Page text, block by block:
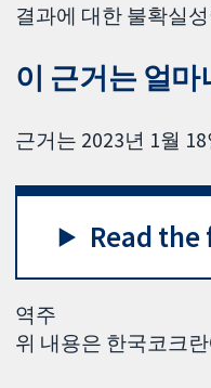
결과에 대한 불확실
이 근거는 얼마
근거는 2023년 1월
Read
역주
위 내용은 한국코크